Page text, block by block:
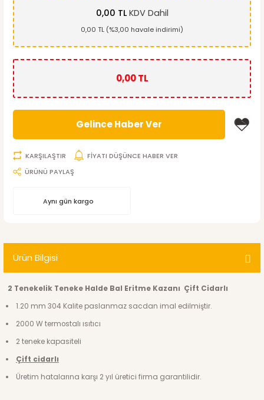
0,00 TLKDV Dahil
0,00 TL (%3,00 havale indirimi)
0,00 TL
Gelince Haber Ver
KARŞILAŞTIR
FİYATI DÜŞÜNCE HABER VER
ÜRÜNÜ PAYLAŞ
Aynı gün kargo
Ürün Bilgisi
2 Tenekelik Teneke Halde Bal Eritme Kazanı Çift Cidarlı
1.20 mm 304 Kalite paslanmaz sacdan imal edilmiştir.
2000 W termostalı ısıtıcı
2 teneke kapasiteli
Çift cidarlı
Üretim hatalarına karşı 2 yıl üretici firma garantilidir.